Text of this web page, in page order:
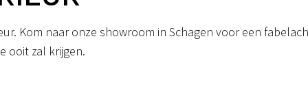
Kom naar onze showroom in Schagen voor een
ooit zal krijgen.